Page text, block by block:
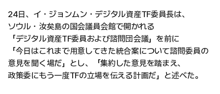
24日、イ・ジョンムン・デジタル資産TF委員長は、
ソウル・汝矣島の国会議員会館で開かれる
「デジタル資産TF委員および諮問団会議」を前に
「今日はこれまで用意してきた統合案について諮問委員の
意見を聞く場だ」とし、「集約した意見を踏まえ、
政策委にもう一度TFの立場を伝える計画だ」と述べた。